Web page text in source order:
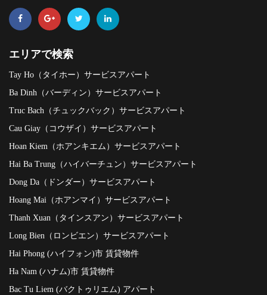
エリアで検索
Tay Ho（タイホー）サービスアパート
Ba Dinh（バーディン）サービスアパート
Truc Bach（チュックバック）サービスアパート
Cau Giay（コウザイ）サービスアパート
Hoan Kiem（ホアンキエム）サービスアパート
Hai Ba Trung（ハイバーチュン）サービスアパート
Dong Da（ドンダー）サービスアパート
Hoang Mai（ホアンマイ）サービスアパート
Thanh Xuan（タインスアン）サービスアパート
Long Bien（ロンビエン）サービスアパート
Hai Phong (ハイフォン)市 賃貸物件
Ha Nam (ハナム)市 賃貸物件
Bac Tu Liem (バクトゥリエム) アパート